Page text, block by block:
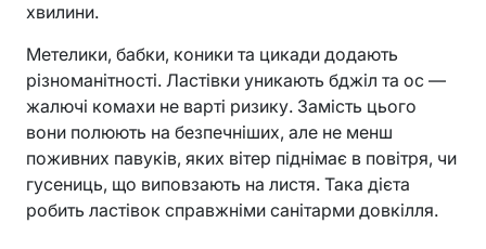
хвилини.
Метелики, бабки, коники та цикади додають
різноманітності. Ластівки уникають бджіл та ос —
жалючі комахи не варті ризику. Замість цього
вони полюють на безпечніших, але не менш
поживних павуків, яких вітер піднімає в повітря, чи
гусениць, що виповзають на листя. Така дієта
робить ластівок справжніми санітарми довкілля.